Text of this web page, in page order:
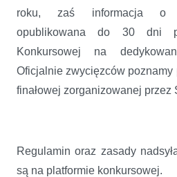
roku, zaś informacja o
opublikowana do 30 dni
Konkursowej na
Oficjalnie zwycięzców poznamy
finałowej zorganizowanej przez
Regulamin oraz zasady
są na platformie konkursowej.